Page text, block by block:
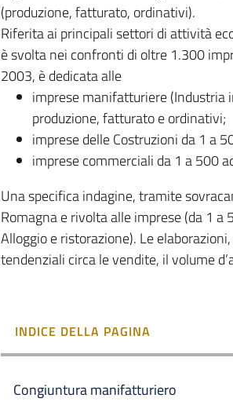
(produzione, fatturato, ordinativi).
Riferita ai principali settori di attività
è svolta nei confronti di oltre 1.300
2003, è dedicata alle
imprese manifatturiere (Industria
produzione, fatturato e ordinativi;
imprese delle Costruzioni da 1 a
imprese commerciali da 1 a 500
Una specifica indagine, tramite
Romagna e rivolta alle imprese (da 1 a
Alloggio e ristorazione). Le
tendenziali circa le vendite, il volume
INDICE DELLA PAGINA
Congiuntura manifatturiero